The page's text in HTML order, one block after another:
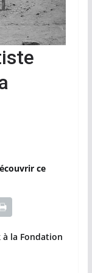
ce
à la Fondation